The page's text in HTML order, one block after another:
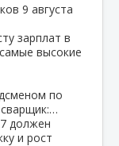
9 августа
зарплат в
высокие
по
должен
и рост